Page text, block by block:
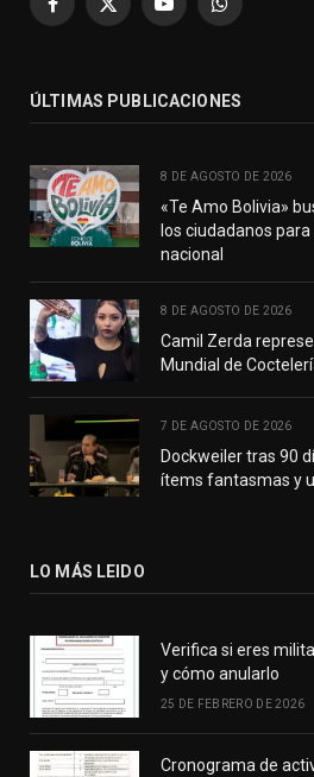
Facebook
X
YouTubeWhatsApp
ÚLTIMAS PUBLICACIONES
8 DE AGOSTO DE 2026
«Te Amo Bolivia»
los ciudadanos
nacional
8 DE AGOSTO DE 2026
Camil Zerda
Mundial de
7 DE AGOSTO DE 2026
Dockweiler tras 90
ítems fantasmas y
LO MÁS LEIDO
Verifica si eres
y cómo anularlo
25 DE FEBRERO DE 2026
Cronograma de